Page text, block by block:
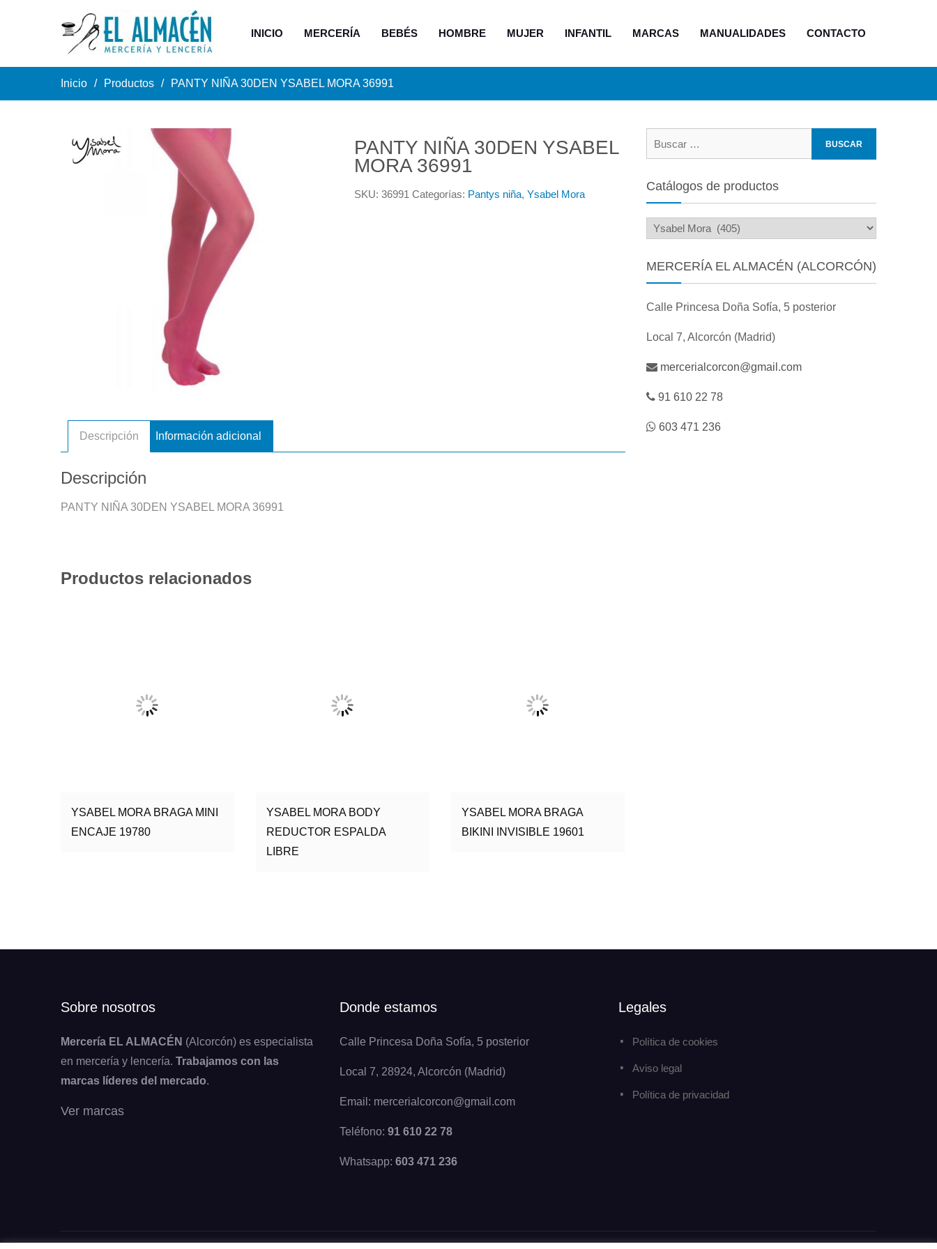
INICIO MERCERÍA BEBÉS HOMBRE MUJER INFANTIL MARCAS MANUALIDADES CONTACTO
Inicio Productos PANTY NIÑA 30DEN YSABEL MORA 36991
PANTY NIÑA 30DEN YSABEL
MORA 36991
SKU:36991 Categorías: Pantys niña,Ysabel Mora
Descripción Información adicional
Descripción
PANTY NIÑA 30DEN YSABEL MORA 36991
Productos relacionados
YSABEL MORA BRAGA MINI
ENCAJE 19780
YSABEL MORA BODY
REDUCTOR ESPALDA
LIBRE
YSABEL MORA BRAGA
BIKINI INVISIBLE 19601
Catálogos de productos
MERCERÍA EL ALMACÉN (ALCORCÓN)
Calle Princesa Doña Sofía, 5 posterior
Local 7, Alcorcón (Madrid)
mercerialcorcon@gmail.com
91 610 22 78
603 471 236
Sobre nosotros
Mercería EL ALMACÉN (Alcorcón) es especialista
en mercería y lencería. Trabajamos con las
marcas líderes del mercado.
Ver marcas
Donde estamos
Calle Princesa Doña Sofía, 5 posterior
Local 7, 28924, Alcorcón (Madrid)
Email: mercerialcorcon@gmail.com
Teléfono: 91 610 22 78
Whatsapp: 603 471 236
Legales
Política de cookies
Aviso legal
Política de privacidad